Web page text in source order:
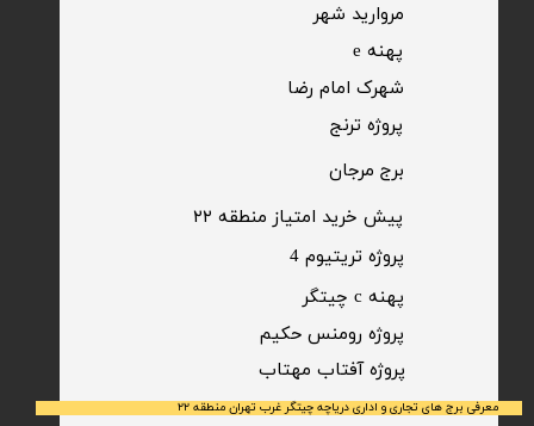
​پروژه ترنج
مروارید شهر​​​​​​​
شهرک امام رضا
پهنه e
برج مرجان
معرفی برج های تجاری و اداری دریاچه چیتگر غرب تهران منطقه ۲۲
پیش خرید امتیاز منطقه ۲۲​​​​​​​
​پروژه آفتاب مهتاب
پروژه رومنس حکیم
پهنه c چیتگر
پروژه تریتیوم 4